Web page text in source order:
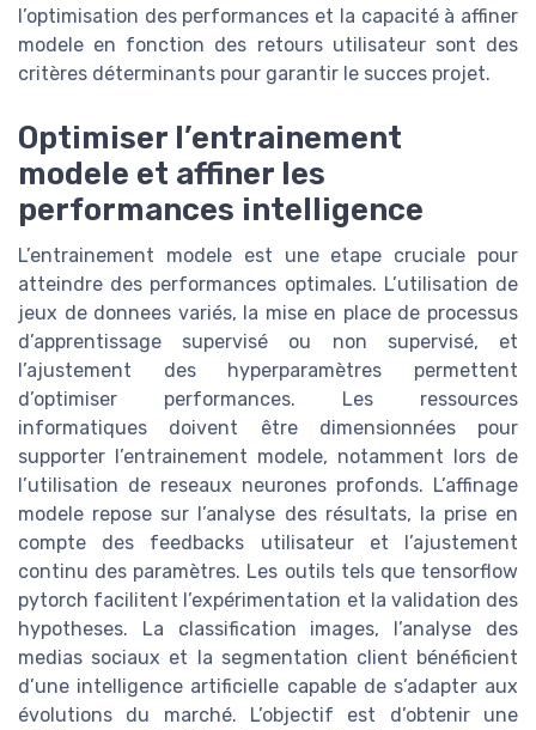
l’optimisation des performances et la capacité à affiner
modele en fonction des retours utilisateur sont des
critères déterminants pour garantir le succes projet.
Optimiser l’entrainement
modele et affiner les
performances intelligence
L’entrainement modele est une etape cruciale pour
atteindre des performances optimales. L’utilisation de
jeux de donnees variés, la mise en place de processus
d’apprentissage supervisé ou non supervisé, et
l’ajustement des hyperparamètres permettent
d’optimiser performances. Les ressources
informatiques doivent être dimensionnées pour
supporter l’entrainement modele, notamment lors de
l’utilisation de reseaux neurones profonds. L’affinage
modele repose sur l’analyse des résultats, la prise en
compte des feedbacks utilisateur et l’ajustement
continu des paramètres. Les outils tels que tensorflow
pytorch facilitent l’expérimentation et la validation des
hypotheses. La classification images, l’analyse des
medias sociaux et la segmentation client bénéficient
d’une intelligence artificielle capable de s’adapter aux
évolutions du marché. L’objectif est d’obtenir une